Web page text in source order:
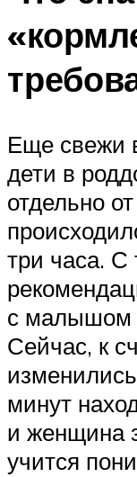
Еще свежи
дети в
отдельно
три часа. С
с малышом
Сейчас, к
минут
и женщина
учится